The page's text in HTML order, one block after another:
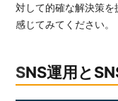
対して的確な解決策
感じてみてください。
SNS運用と